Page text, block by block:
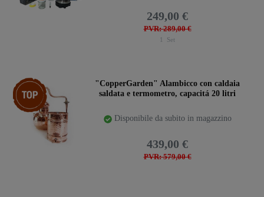
PVR: 289,00 €
249,00 €
1 Set
Ceres::Template.storeSpecialTop"CopperGarden" Alambicco con caldaia
saldata e termometro, capacitá 20 litri
Disponibile da subito in magazzino
PVR: 579,00 €
439,00 €